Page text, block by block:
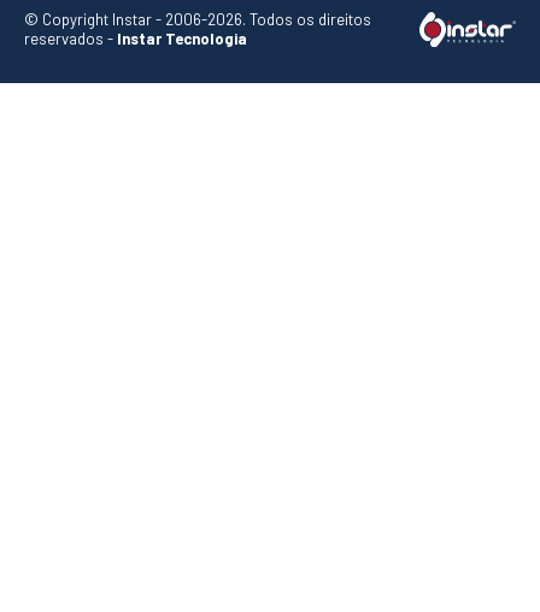
© Copyright Instar - 2006-2026. Todos os direitos
reservados - Instar Tecnologia